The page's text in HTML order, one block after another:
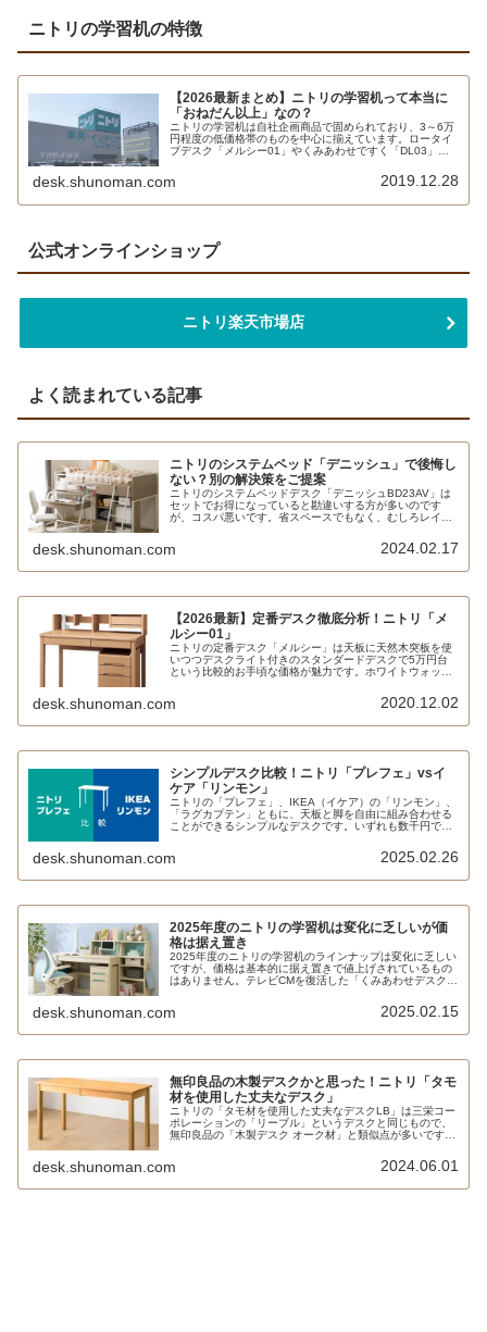
ニトリの学習机の特徴
【2026最新まとめ】ニトリの学習机って本当に
「おねだん以上」なの？
ニトリの学習机は自社企画商品で固められており、3～6万
円程度の低価格帯のものを中心に揃えています。ロータイ
プデスク「メルシー01」やくみあわせですく「DL03」な
ね工作所は事実上撤退。安く買う方法も解説します。
desk.shunoman.com 2019.12.28
公式オンラインショップ
ニトリ楽天市場店
よく読まれている記事
ニトリのシステムベッド「デニッシュ」で後悔し
ない？別の解決策をご提案
ニトリのシステムベッドデスク「デニッシュBD23AV」は
セットでお得になっていると勘違いする方が多いのです
が、コスパ悪いです。省スペースでもなく、むしろレイア
とは言えません。何よりデスクがショボいです。
desk.shunoman.com 2024.02.17
【2026最新】定番デスク徹底分析！ニトリ「メ
ルシー01」
ニトリの定番デスク「メルシー」は天板に天然木突板を使
いつつデスクライト付きのスタンダードデスクで5万円台
という比較的お手頃な価格が魅力です。ホワイトウォッシ
ともに人気というのも大きいと思います。ライバルは無印
良品やイトーキ、コイズミファニテックなど。
desk.shunoman.com 2020.12.02
シンプルデスク比較！ニトリ「プレフェ」vsイ
ケア「リンモン」
ニトリの「プレフェ」、IKEA（イケア）の「リンモン」、
「ラグカプテン」ともに、天板と脚を自由に組み合わせる
ことができるシンプルなデスクです。いずれも数千円で手
desk.shunoman.com 2025.02.26
2025年度のニトリの学習机は変化に乏しいが価
格は据え置き
2025年度のニトリの学習机のラインナップは変化に乏しい
ですが、価格は基本的に据え置きで値上げされているもの
はありません。テレビCMを復活した「くみあわせデスク
desk.shunoman.com 2025.02.15
無印良品の木製デスクかと思った！ニトリ「タモ
材を使用した丈夫なデスク」
ニトリの「タモ材を使用した丈夫なデスクLB」は三栄コー
ポレーションの「リーブル」というデスクと同じもので、
無印良品の「木製デスク オーク材」と類似点が多いです。
ズ、低価格という点で、比較する価値はあると思います。
desk.shunoman.com 2024.06.01